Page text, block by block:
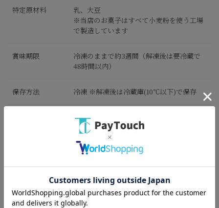
特定原材料
乳、大豆
※当店のお菓子はすべて小麦粉を使う工場
で製造しています
賞味期限
冷凍のままで約3週間（解凍後は要冷蔵で
48時間以内）
保存方法 冷凍 ※解凍後は冷蔵庫(10℃以下)で保存
冷凍便
のし、包装不可
送料 送料別
※パッケージのデザインは、変更になる場合がございます。